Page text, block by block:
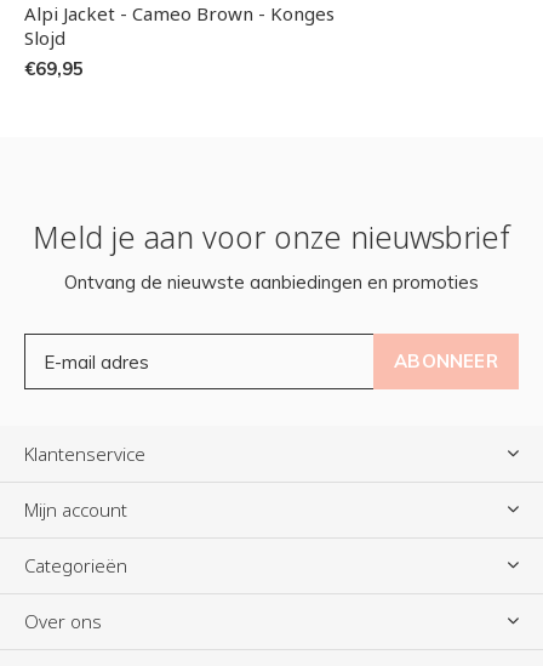
Alpi Jacket - Cameo Brown - Konges
Slojd
€69,95
Meld je aan voor onze nieuwsbrief
Ontvang de nieuwste aanbiedingen en promoties
ABONNEER
Klantenservice
Mijn account
Categorieën
Over ons